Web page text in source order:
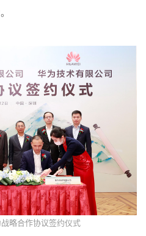
略合作协议签约仪式